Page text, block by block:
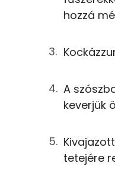
150g tej
8g
3g
0g
Fehérje
hozzá
A
keverjük
tetejére